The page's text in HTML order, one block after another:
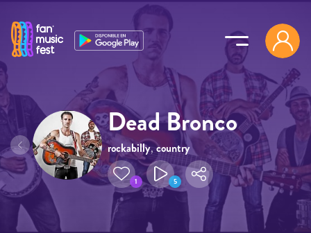
Dead Bronco
rockabilly, country
1 5